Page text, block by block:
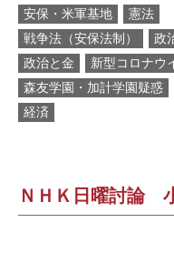
安保・米軍基地
憲法
戦争法（安保法制）
政
政治と金
新型コロナウ
森友学園・加計学園疑惑
経済
ＮＨＫ日曜討論